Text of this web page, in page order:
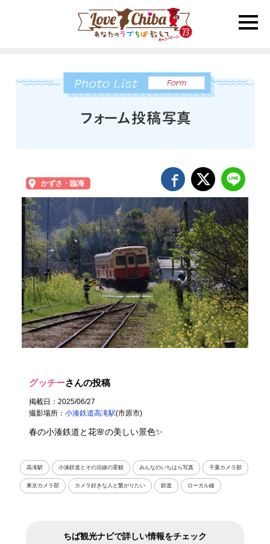
toggle
かずさ・臨海
グッチーさんの投稿
掲載日：2025/06/27
撮影場所：小湊鉄道高滝駅(市原市)
春の小湊鉄道と花🌸の美しい景色✨
高滝駅 小湊鉄道とその沿線の景観 みんなのいちはら写真 千葉カメラ部
東京カメラ部 カメラ好きな人と繋がりたい 鉄道 ローカル線
ちば観光ナビで詳しい情報をチェック